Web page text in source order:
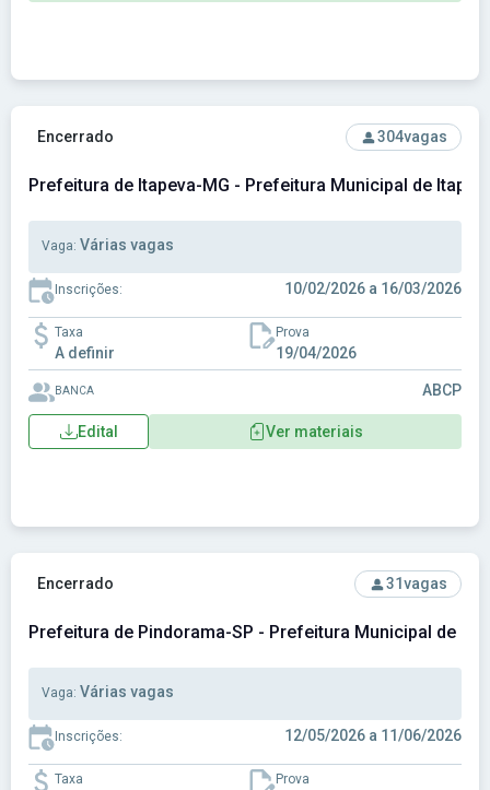
Ver concurso: Prefeitura de Itapeva-MG - Prefeitura
Encerrado 304vagas
Prefeitura de Itapeva-MG - Prefeitura Municipal de
Vaga: Várias vagas
Inscrições: 10/02/2026 a 16/03/2026
Taxa
A definir
Prova
19/04/2026
BANCA ABCP
Edital Ver materiais
Ver concurso: Prefeitura de Pindorama-SP - Prefeitura
Encerrado 31vagas
Prefeitura de Pindorama-SP - Prefeitura Municipal de
Vaga: Várias vagas
Inscrições: 12/05/2026 a 11/06/2026
Taxa Prova